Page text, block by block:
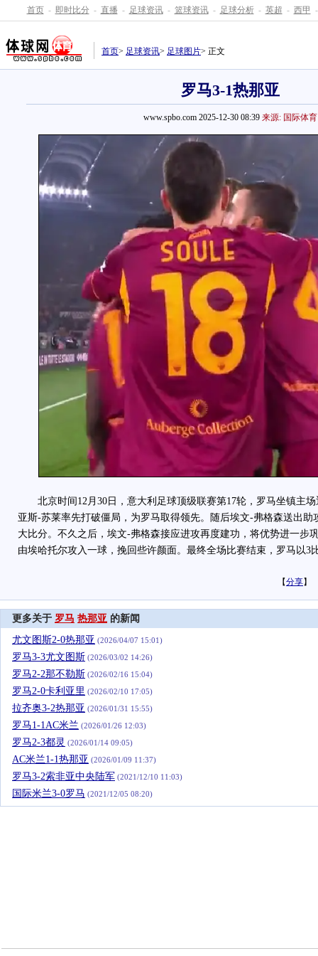
首页 - 即时比分 - 直播 - 足球资讯 - 篮球资讯 - 足球分析 - 英超 - 西甲 -
首页> 足球资讯> 足球图片> 正文
罗马3-1热那亚
www.spbo.com 2025-12-30 08:39 来源: 国际体育
北京时间12月30日，意大利足球顶级联赛第17轮，罗马坐镇主场
亚斯-苏莱率先打破僵局，为罗马取得领先。随后埃文-弗格森送出助
大比分。不久之后，埃文-弗格森接应进攻再度建功，将优势进一步
由埃哈托尔攻入一球，挽回些许颜面。最终全场比赛结束，罗马以3
【分享】
更多关于 罗马 热那亚 的新闻
尤文图斯2-0热那亚 (2026/04/07 15:01)
罗马3-3尤文图斯 (2026/03/02 14:26)
罗马2-2那不勒斯 (2026/02/16 15:04)
罗马2-0卡利亚里 (2026/02/10 17:05)
拉齐奥3-2热那亚 (2026/01/31 15:55)
罗马1-1AC米兰 (2026/01/26 12:03)
罗马2-3都灵 (2026/01/14 09:05)
AC米兰1-1热那亚 (2026/01/09 11:37)
罗马3-2索非亚中央陆军 (2021/12/10 11:03)
国际米兰3-0罗马 (2021/12/05 08:20)